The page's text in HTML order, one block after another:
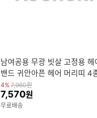
남여공용 무광 빗살 고정용 헤
밴드 귀안아픈 헤어 머리띠 4
세트
4% 7,960원
7,570원
무료배송